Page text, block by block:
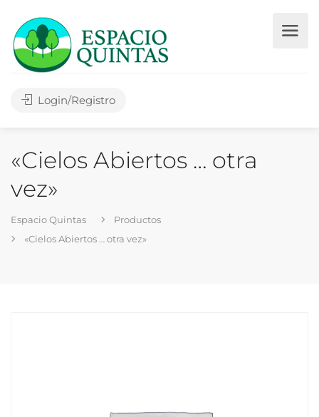
Login/Registro
«Cielos Abiertos … otra
vez»
Espacio Quintas
Productos
«Cielos Abiertos … otra vez»